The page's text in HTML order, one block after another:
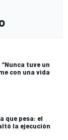
tuve un
con una vida
que pesa: el
la ejecución